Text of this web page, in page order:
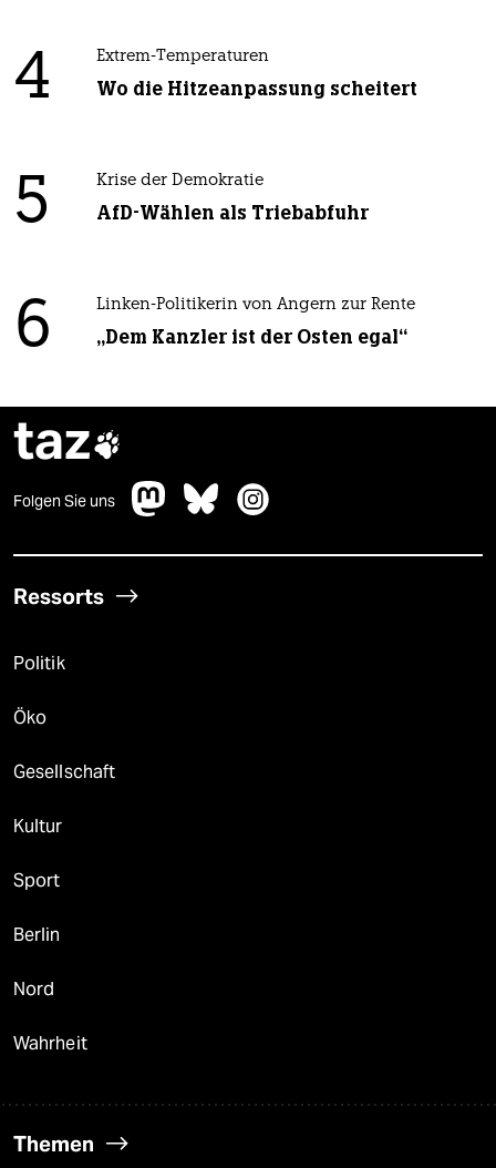
4 Extrem-Temperaturen
Wo die Hitzeanpassung scheitert
5 Krise der Demokratie
AfD-Wählen als Triebabfuhr
6 Linken-Politikerin von Angern zur Rente
„Dem Kanzler ist der Osten egal“
taz
Folgen Sie uns
Ressorts
Politik
Öko
Gesellschaft
Kultur
Sport
Berlin
Nord
Wahrheit
Themen